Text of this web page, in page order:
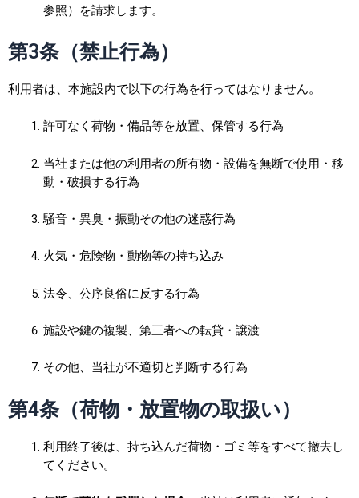
参照）
を請求します。
第3条（禁止行為）
利用者は、本施設内で以下の行為を行ってはなりません。
許可なく荷物・備品等を放置、保管する行為
当社または他の利用者の所有物・設備を無断で使用・移
動・破損する行為
騒音・異臭・振動その他の迷惑行為
火気・危険物・動物等の持ち込み
法令、公序良俗に反する行為
施設や鍵の複製、第三者への転貸・譲渡
その他、当社が不適切と判断する行為
第4条（荷物・放置物の取扱い）
利用終了後は、持ち込んだ荷物・ゴミ等をすべて撤去し
てください。